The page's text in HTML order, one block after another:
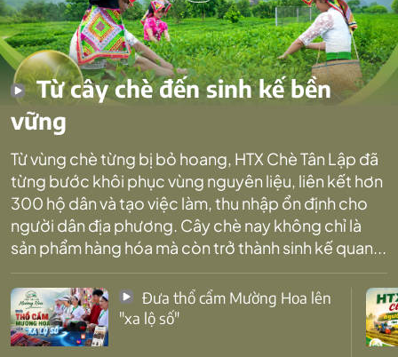
Từ cây chè đến sinh kế bền
vững
Từ vùng chè từng bị bỏ hoang, HTX Chè Tân Lập đã
từng bước khôi phục vùng nguyên liệu, liên kết hơn
300 hộ dân và tạo việc làm, thu nhập ổn định cho
người dân địa phương. Cây chè nay không chỉ là
sản phẩm hàng hóa mà còn trở thành sinh kế quan...
"xa lộ số"